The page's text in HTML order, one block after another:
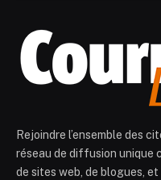
Rejoindre l’ensemble des
réseau de diffusion unique
de sites web, de blogues,